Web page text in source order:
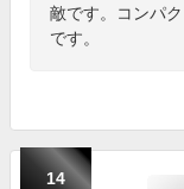
敵です。コンパ
です。
14